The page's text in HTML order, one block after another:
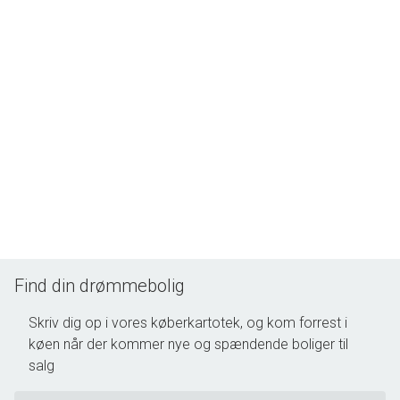
Find din drømmebolig
Skriv dig op i vores køberkartotek, og kom forrest i
køen når der kommer nye og spændende boliger til
salg